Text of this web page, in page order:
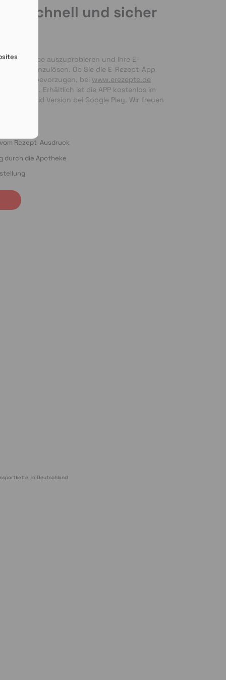
schnell und sicher
Service auszuprobieren und Ihre E-
bequem einzulösen. Ob Sie die E-Rezept-App
per Foto bevorzugen, bei www.erezepte.de
Händen. Erhältlich ist die APP kostenlos im
als Android Version bei Google Play. Wir freuen
Rezept-Ausdruck
durch die Apotheke
in Deutschland